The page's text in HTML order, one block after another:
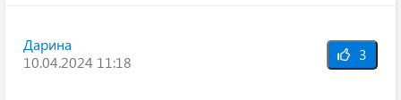
Дарина
10.04.2024 11:18
3